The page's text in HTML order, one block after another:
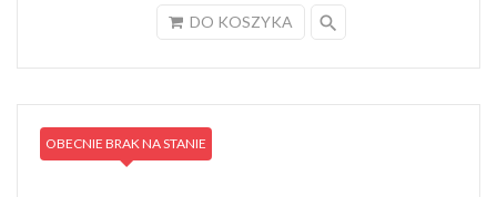
DO KOSZYKA search
OBECNIE BRAK NA STANIE